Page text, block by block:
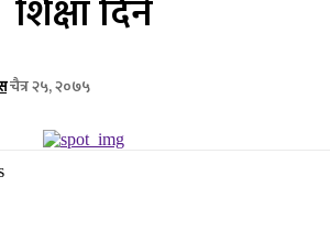
शिक्षा दिने
चैत्र २५, २०७५